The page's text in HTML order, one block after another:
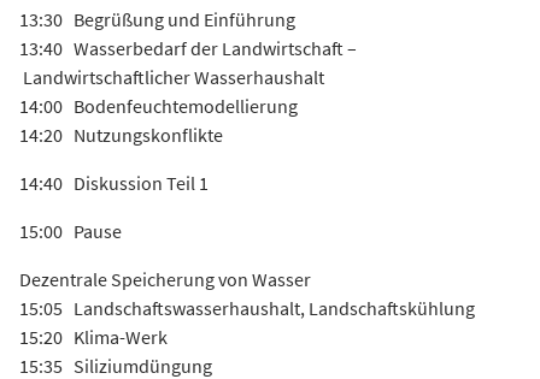
13:30 Begrüßung und Einführung
13:40 Wasserbedarf der Landwirtschaft –
Landwirtschaftlicher Wasserhaushalt
14:00 Bodenfeuchtemodellierung
14:20 Nutzungskonflikte
14:40 Diskussion Teil 1
15:00 Pause
Dezentrale Speicherung von Wasser
15:05 Landschaftswasserhaushalt, Landschaftskühlung
15:20 Klima-Werk
15:35 Siliziumdüngung